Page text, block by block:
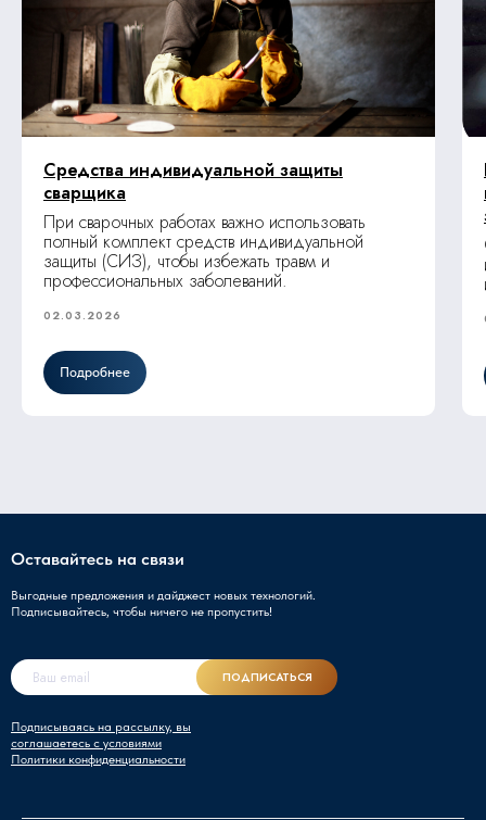
Средства индивидуальной защиты
сварщика
При сварочных работах важно использовать
полный комплект средств индивидуальной
защиты (СИЗ), чтобы избежать травм и
профессиональных заболеваний.
02.03.2026
Подробнее
Оставайтесь на связи
Выгодные предложения и дайджест новых технологий.
Подписывайтесь, чтобы ничего не пропустить!
Подписываясь на рассылку, вы
соглашаетесь с условиями
Политики конфиденциальности
ПОДПИСАТЬСЯ